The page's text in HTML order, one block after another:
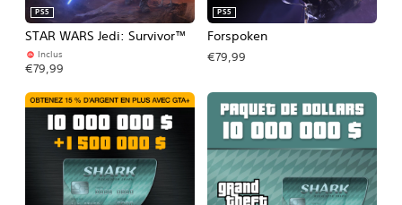
STAR WARS Jedi: Survivor™
PS5
Inclus
€79,99
Forspoken
PS5
€79,99